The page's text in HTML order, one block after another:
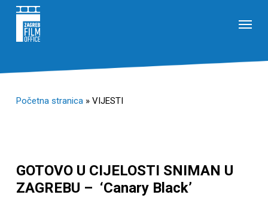
content
Početna stranica» VIJESTI
GOTOVO U CIJELOSTI SNIMAN U
ZAGREBU – ‘Canary Black’